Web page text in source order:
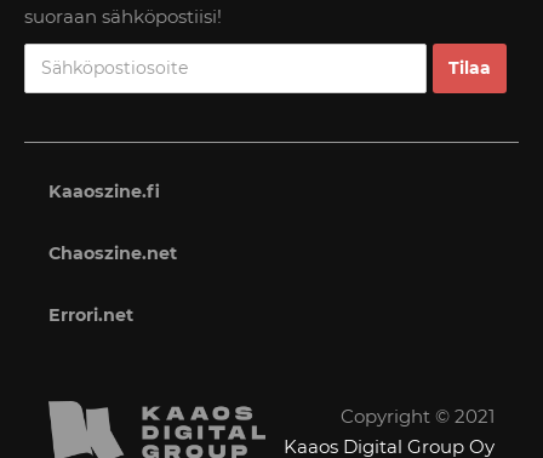
suoraan sähköpostiisi!
Kaaoszine.fi
Chaoszine.net
Errori.net
Copyright © 2021
Kaaos Digital Group Oy